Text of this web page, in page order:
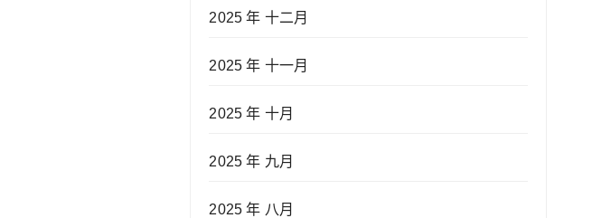
2025 年 十二月
2025 年 十一月
2025 年 十月
2025 年 九月
2025 年 八月